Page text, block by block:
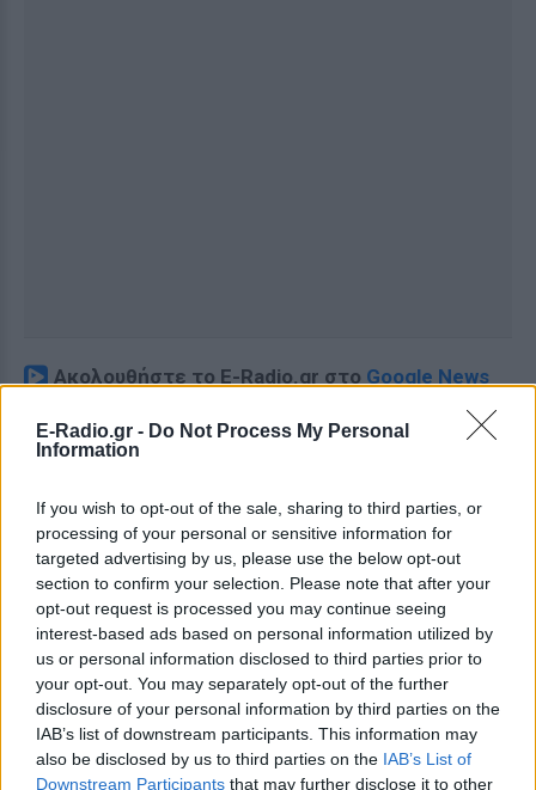
E-Radio.gr - Do Not Process My Personal
Information
If you wish to opt-out of the sale, sharing to third parties, or
processing of your personal or sensitive information for
targeted advertising by us, please use the below opt-out
section to confirm your selection. Please note that after your
opt-out request is processed you may continue seeing
interest-based ads based on personal information utilized by
us or personal information disclosed to third parties prior to
your opt-out. You may separately opt-out of the further
disclosure of your personal information by third parties on the
IAB’s list of downstream participants. This information may
also be disclosed by us to third parties on the IAB’s List of
Downstream Participants that may further disclose it to other
Ακολουθήστε το E-Radio.gr στο Google News
Εσύ μπήκες στο E-Daily.gr; Τα νέα της ημέρας
Ακολουθήστε το E-Radio.gr και στο Instagram
ΔΙΑΦΗΜΙΣΗ